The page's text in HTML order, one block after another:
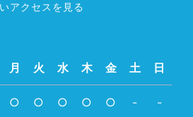
アクセスを見る
月 火 水 木 金 土 日
○ ○ ○ ○ ○ - -